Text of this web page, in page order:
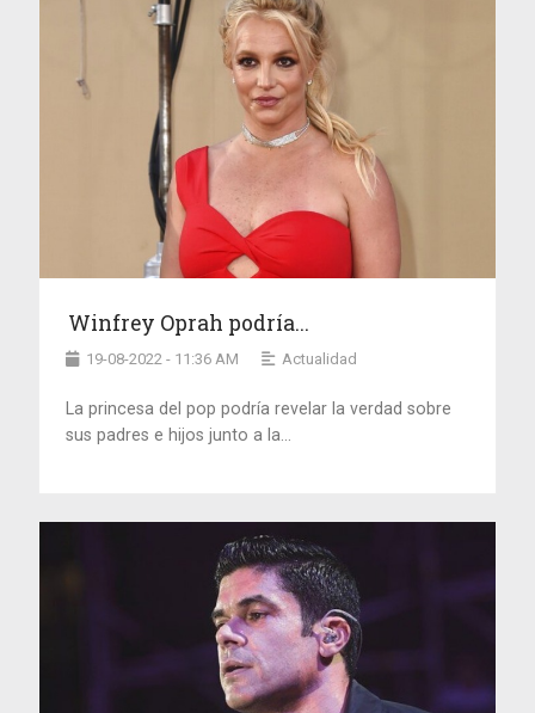
Winfrey Oprah podría...
19-08-2022 - 11:36 AM Actualidad
La princesa del pop podría revelar la verdad sobre
sus padres e hijos junto a la...